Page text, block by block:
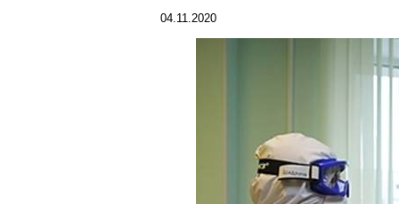
04.11.2020